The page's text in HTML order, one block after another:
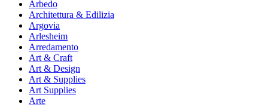
Arbedo
Architettura & Edilizia
Argovia
Arlesheim
Arredamento
Art & Craft
Art & Design
Art & Supplies
Art Supplies
Arte